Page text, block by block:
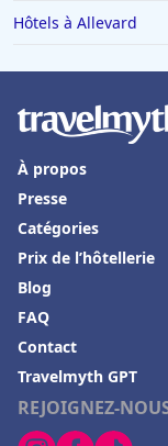
Hôtels à Allevard
REJOIGNEZ-
À propos
Presse
Catégories
Prix de l’hôtellerie
Blog
FAQ
Contact
Travelmyth GPT